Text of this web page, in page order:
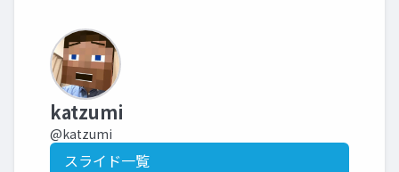
katzumi
@katzumi
スライド一覧